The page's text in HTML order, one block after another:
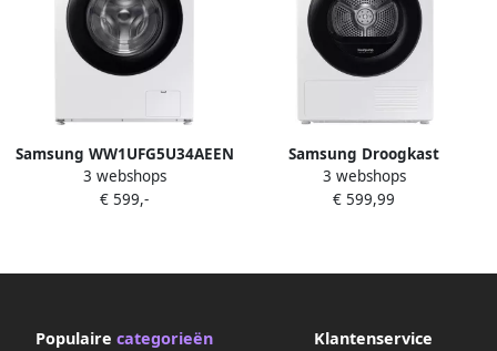
Samsung WW1UFG5U34AEEN
5000-serie Wasmachine 10 kg
AI Ecobubble™
3 webshops
€ 599,-
Samsung Droogkast
DV9UDG52A0AEEN Optimal
Dry + Quick Dry 5000-serie
3 webshops
€ 599,99
Populaire categorieën Klantenservice